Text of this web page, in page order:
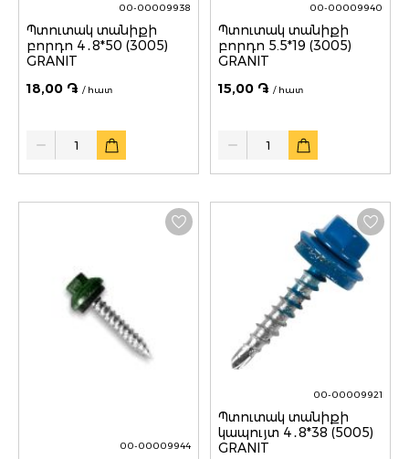
00-00009938
Պտուտակ տանիքի
բորդո 4․8*50 (3005)
GRANIT
18,00 ֏ / հատ
Quantity
00-00009940
Պտուտակ տանիքի
բորդո 5.5*19 (3005)
GRANIT
15,00 ֏ / հատ
Quantity
00-00009944
00-00009921
Պտուտակ տանիքի
կապույտ 4․8*38 (5005)
GRANIT